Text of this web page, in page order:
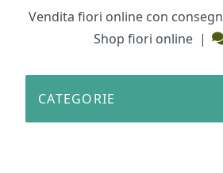
Vendita fiori online con
Shop fiori online |
CATEGORIE